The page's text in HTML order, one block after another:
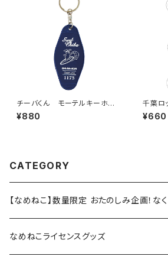
チーバくん モーテルキーホル
ダー design3
¥880
千葉ロ
13（大）
¥660
CATEGORY
【なめねこ】数量限定 おたのしみ企画！な
なめねこライセンスグッズ